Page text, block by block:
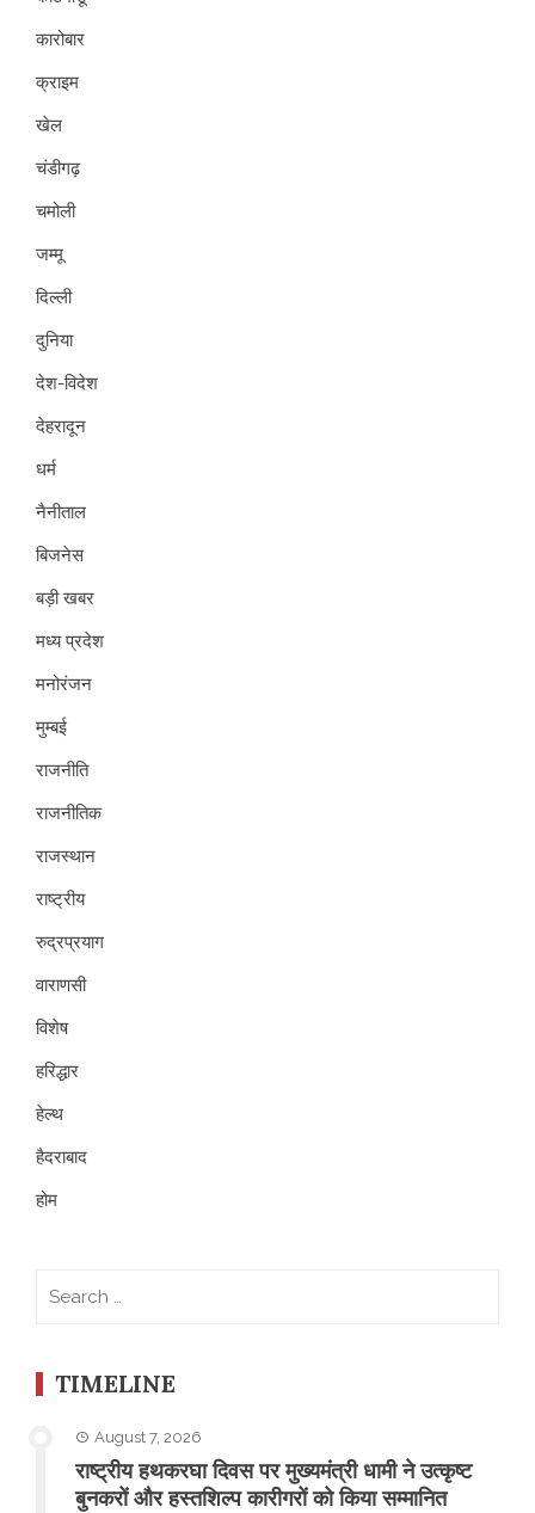
कारोबार
क्राइम
खेल
चंडीगढ़
चमोली
जम्मू
दिल्ली
दुनिया
देश-विदेश
देहरादून
धर्म
नैनीताल
बिजनेस
बड़ी खबर
मध्य प्रदेश
मनोरंजन
मुम्बई
राजनीति
राजनीतिक
राजस्थान
राष्ट्रीय
रुद्रप्रयाग
वाराणसी
विशेष
हरिद्धार
हेल्थ
हैदराबाद
होम
TIMELINE
August 7, 2026
राष्ट्रीय हथकरघा दिवस पर मुख्यमंत्री धामी ने उत्कृष्ट
बुनकरों और हस्तशिल्प कारीगरों को किया सम्मानित